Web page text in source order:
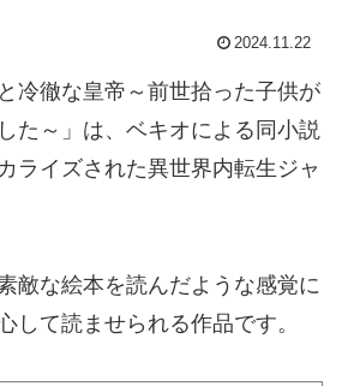
2024.11.22
冷徹な皇帝～前世拾った子供が
た～」は、ベキオによる同小説
ライズされた異世界内転生ジャ
敵な絵本を読んだような感覚に
して読ませられる作品です。